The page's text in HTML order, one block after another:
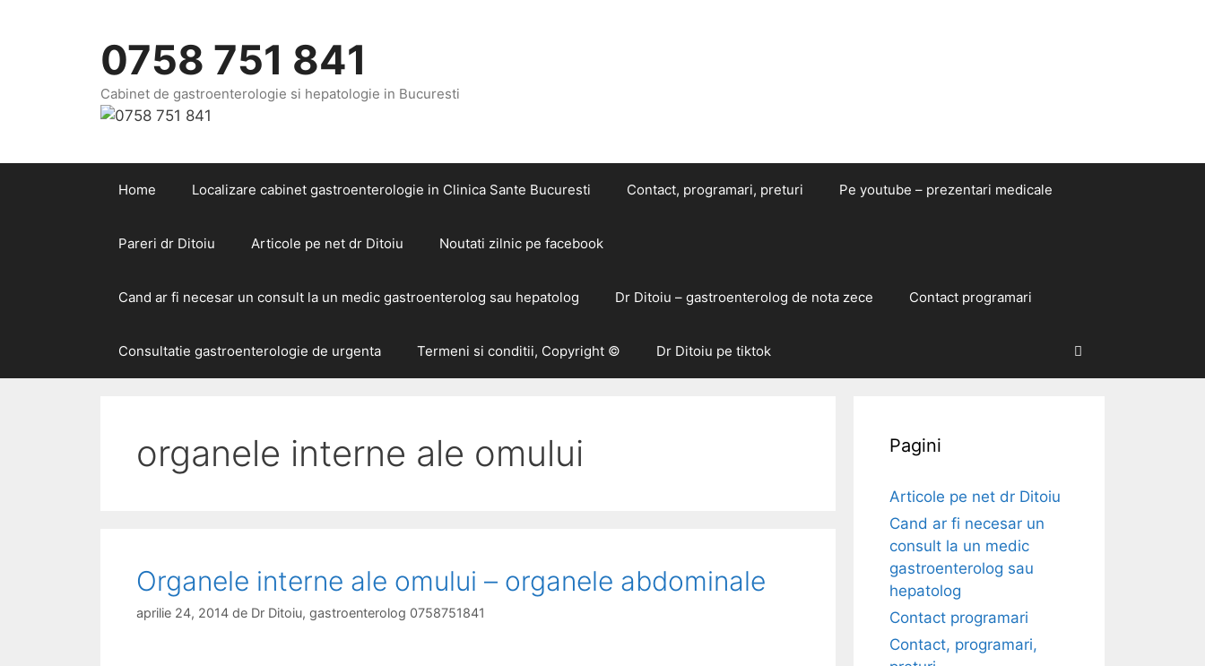
0758 751 841
Cabinet de gastroenterologie si hepatologie in Bucuresti
Home Localizare cabinet gastroenterologie in Clinica Sante Bucuresti Contact, programari, preturi Pe youtube – prezentari medicale
Pareri dr Ditoiu Articole pe net dr Ditoiu Noutati zilnic pe facebook
Cand ar fi necesar un consult la un medic gastroenterolog sau hepatolog Dr Ditoiu – gastroenterolog de nota zece Contact programari
Consultatie gastroenterologie de urgenta Termeni si conditii, Copyright © Dr Ditoiu pe tiktok
organele interne ale omului
Organele interne ale omului – organele abdominale
aprilie 24, 2014 de Dr Ditoiu, gastroenterolog 0758751841
Pagini
Articole pe net dr Ditoiu
Cand ar fi necesar un
consult la un medic
gastroenterolog sau
hepatolog
Contact programari
Contact, programari,